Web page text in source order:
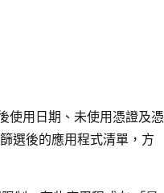
使用日期、未使用憑證及憑
選後的應用程式清單，方